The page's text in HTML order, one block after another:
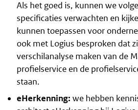
Als het goed is, kunnen we
specificaties verwachten en
kunnen toepassen voor
ook met Logius besproken dat
verschilanalyse maken van de
profielservice en de
staan.
eHerkenning: we hebben